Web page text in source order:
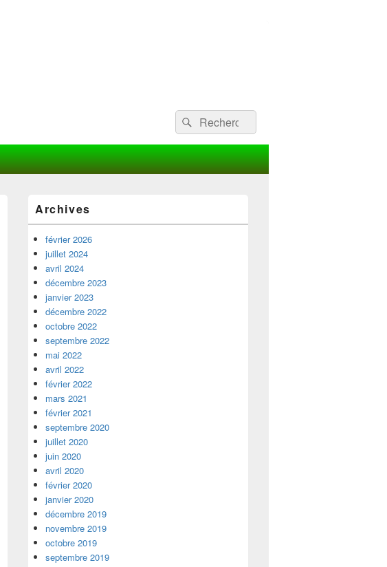
Recherche :
Rechercher
principale
de
widget
pour
barre
latérale
Archives
février 2026
juillet 2024
avril 2024
décembre 2023
janvier 2023
décembre 2022
octobre 2022
septembre 2022
mai 2022
avril 2022
février 2022
mars 2021
février 2021
septembre 2020
juillet 2020
juin 2020
avril 2020
février 2020
janvier 2020
décembre 2019
novembre 2019
octobre 2019
septembre 2019